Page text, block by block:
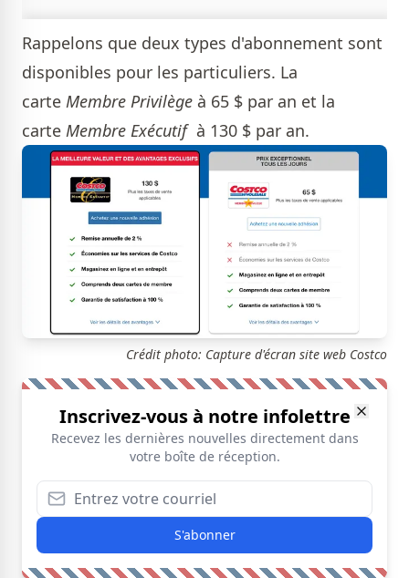
Rappelons que deux types d'abonnement sont
disponibles pour les particuliers. La
carte Membre Privilège à 65 $ par an et la
carte Membre Exécutifà 130 $ par an.
Crédit photo: Capture d'écran site web Costco
Inscrivez-vous à notre infolettre
Recevez les dernières nouvelles directement dans
votre boîte de réception.
S'abonner